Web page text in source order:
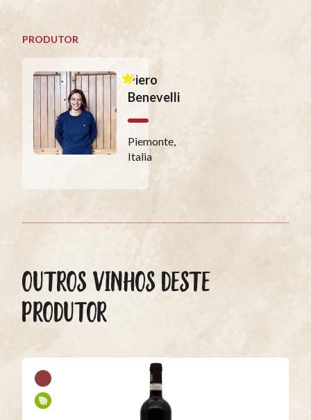
PRODUTOR
Piero
Benevelli
Piemonte,
Italia
OUTROS VINHOS DESTE
PRODUTOR